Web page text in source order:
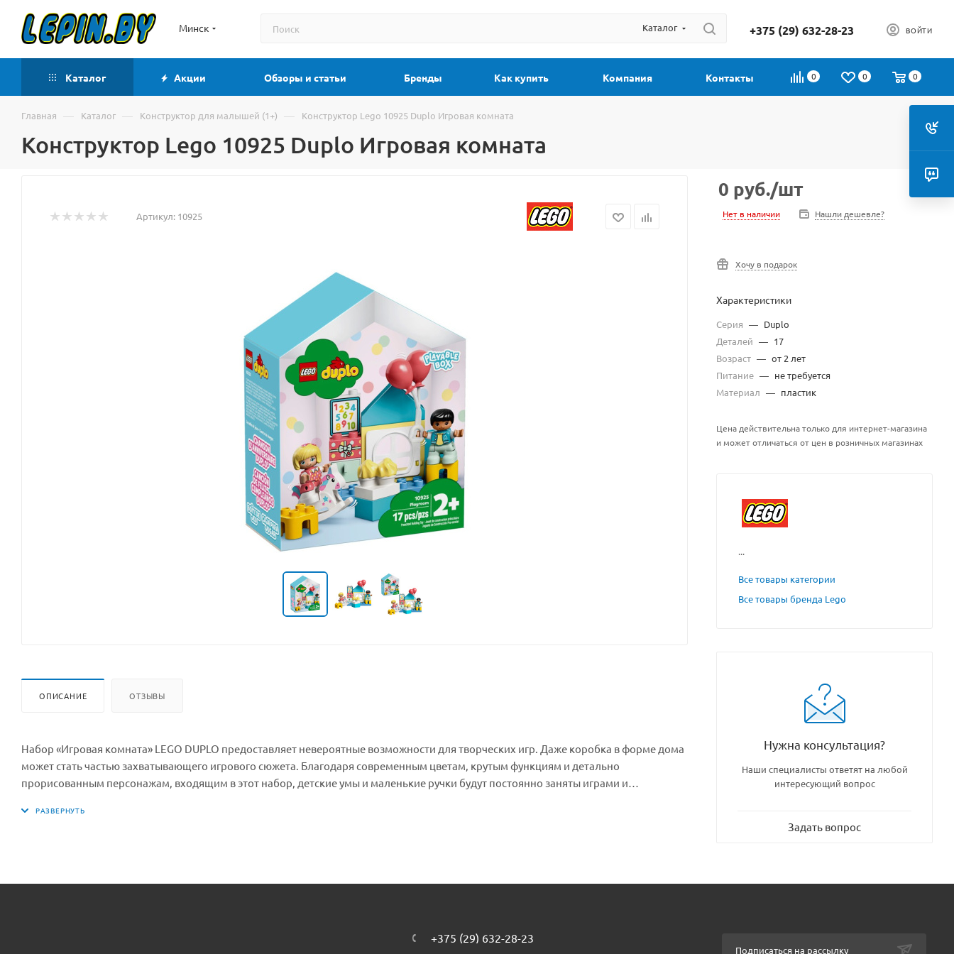
Минск Каталог +375 (29) 632-28-23 ВОЙТИ
0 0 0
Каталог Акции Обзоры и статьи Бренды Как купить Компания Контакты
Главная — Каталог — Конструктор для малышей (1+) — Конструктор Lego 10925 Duplo Игровая комната
Конструктор Lego 10925 Duplo Игровая комната
Артикул: 10925
ОПИСАНИЕ ОТЗЫВЫ
Набор «Игровая комната» LEGO DUPLO предоставляет невероятные возможности для творческих игр. Даже коробка в форме дома
может стать частью захватывающего игрового сюжета. Благодаря современным цветам, крутым функциям и детально
прорисованным персонажам, входящим в этот набор, детские умы и маленькие ручки будут постоянно заняты играми и
девочки в этой игровой комнате, дети смогутразвить навыки мелкой моторики и придумать всевозможные захватывающие
своих малышей. Творческие игры для детей Наборы LEGO DUPLO предоставляют малышам безграничные возможности для
0 руб./шт
Нет в наличии Нашли дешевле?
Хочу в подарок
Характеристики
Серия — Duplo
Деталей — 17
Возраст — от 2 лет
Питание — не требуется
Материал — пластик
Цена действительна только для интернет-магазина
и может отличаться от цен в розничных магазинах
...
Все товары категории
Все товары бренда Lego
Нужна консультация?
Наши специалисты ответят на любой
интересующий вопрос
Задать вопрос
+375 (29) 632-28-23
Подписаться на рассылку